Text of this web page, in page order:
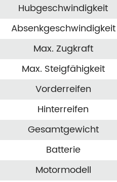
Hubgeschwindigkeit
Absenkgeschwindigkeit
Max. Zugkraft
Max. Steigfähigkeit
Vorderreifen
Hinterreifen
Gesamtgewicht
Batterie
Motormodell